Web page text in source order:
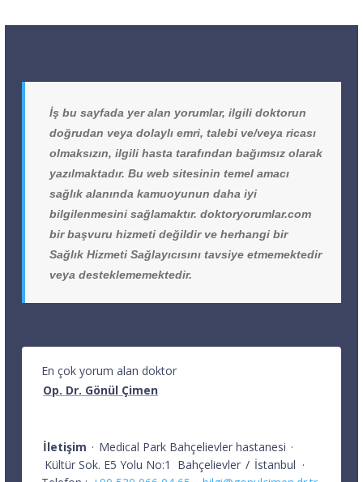
İş bu sayfada yer alan yorumlar, ilgili doktorun
doğrudan veya dolaylı emri, talebi ve/veya ricası
olmaksızın, ilgili hasta tarafından bağımsız olarak
yazılmaktadır. Bu web sitesinin temel amacı
sağlık alanında kamuoyunun daha iyi
bilgilenmesini sağlamaktır. doktoryorumlar.com
bir başvuru hizmeti değildir ve herhangi bir
Sağlık Hizmeti Sağlayıcısını tavsiye etmemektedir
veya desteklememektedir.
En çok yorum alan doktor
Op. Dr. Gönül Çimen
İletişim · Medical Park Bahçelievler hastanesi ·
Kültür Sok. E5 Yolu No:1
Bahçelievler / İstanbul ·